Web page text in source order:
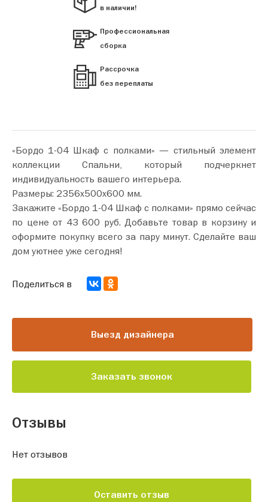
в наличии!
Профессиональная
сборка
Рассрочка
без переплаты
«Бордо 1-04 Шкаф с полками» — стильный элемент
коллекции Спальни, который подчеркнет
индивидуальность вашего интерьера.
Размеры: 2356х500х600 мм.
Закажите «Бордо 1-04 Шкаф с полками» прямо сейчас
по цене от 43 600 руб. Добавьте товар в корзину и
оформите покупку всего за пару минут. Сделайте ваш
дом уютнее уже сегодня!
Выезд дизайнера
Заказать звонок
Поделиться в
Отзывы
Нет отзывов
Оставить отзыв